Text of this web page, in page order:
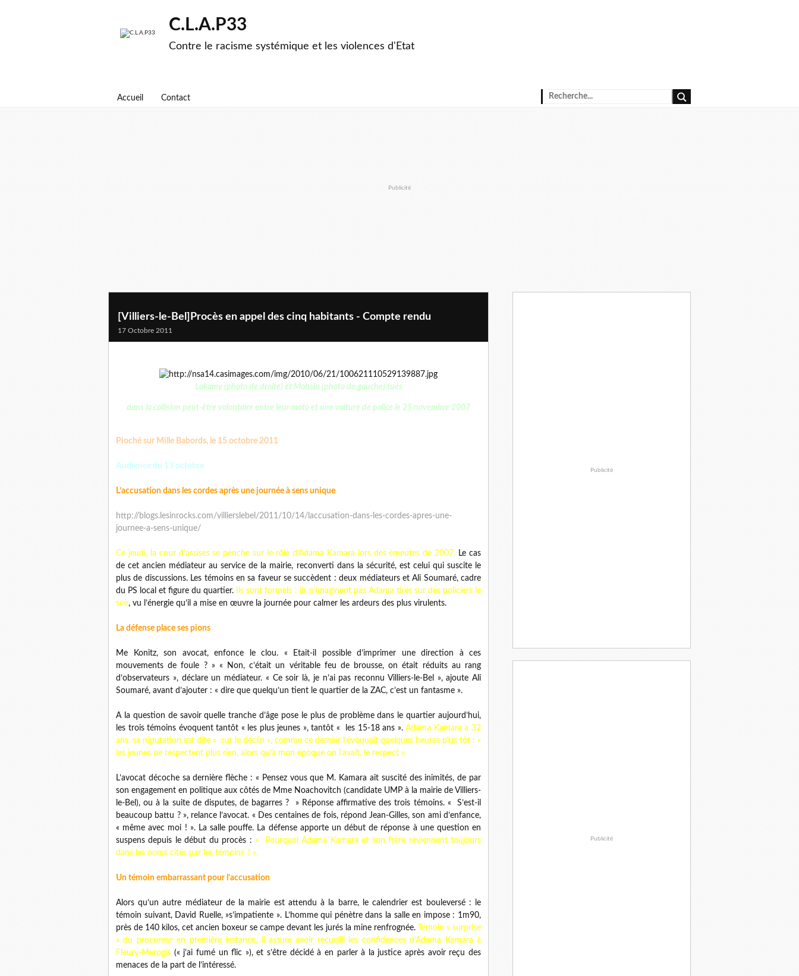
C.L.A.P33
Contre le racisme systémique et les violences d'Etat
Accueil Contact
Publicité
[Villiers-le-Bel]Procès en appel des cinq habitants - Compte rendu
17 Octobre 2011
Lakamy (photo de droite) et Mohsin (photo de gauche) tués
dans la collision peut-être volontaire entre leur moto et une voiture de police le 25 novembre 2007
Pioché sur Mille Babords, le 15 octobre 2011
Audience du 13 octobre
L’accusation dans les cordes après une journée à sens unique
http://blogs.lesinrocks.com/villierslebel/2011/10/14/laccusation-dans-les-cordes-apres-une-
journee-a-sens-unique/
Ce jeudi, la cour d’assises se penche sur le rôle d’Adama Kamara lors des émeutes de 2007. Le cas
de cet ancien médiateur au service de la mairie, reconverti dans la sécurité, est celui qui suscite le
plus de discussions. Les témoins en sa faveur se succèdent : deux médiateurs et Ali Soumaré, cadre
du PS local et figure du quartier.
Ils sont formels : ils n’imaginent pas Adama tirer sur des policiers le
soir, vu l’énergie qu’il a mise en œuvre la journée pour calmer les ardeurs des plus virulents.
La défense place ses pions
Me Konitz, son avocat, enfonce le clou. « Etait-il possible d’imprimer une direction à ces
mouvements de foule ? » « Non, c’était un véritable feu de brousse, on était réduits au rang
d’observateurs », déclare un médiateur. « Ce soir là, je n’ai pas reconnu Villiers-le-Bel », ajoute Ali
Soumaré, avant d’ajouter : « dire que quelqu’un tient le quartier de la ZAC, c’est un fantasme ».
A la question de savoir quelle tranche d’âge pose le plus de problème dans le quartier aujourd’hui,
les trois témoins évoquent tantôt « les plus jeunes », tantôt « les 15-18 ans ».Adama Kamara a 32
ans, sa réputation est dite « sur le déclin », comme ce dernier l’évoquait quelques heures plus tôt : «
les jeunes ne respectent plus rien, alors qu’à mon époque on l’avait, le respect ».
L’avocat décoche sa dernière flèche : « Pensez vous que M. Kamara ait suscité des inimités, de par
son engagement en politique aux côtés de Mme Noachovitch (candidate UMP à la mairie de Villiers-
le-Bel), ou à la suite de disputes, de bagarres ? » Réponse affirmative des trois témoins. « S’est-il
beaucoup battu ? », relance l’avocat. « Des centaines de fois, répond Jean-Gilles, son ami d’enfance,
« même avec moi ! ». La salle pouffe. La défense apporte un début de réponse à une question en
suspens depuis le début du procès :« Pourquoi Adama Kamara et son frère reviennent toujours
dans les noms cités par les témoins ? ».
Un témoin embarrassant pour l’accusation
Alors qu’un autre médiateur de la mairie est attendu à la barre, le calendrier est bouleversé : le
témoin suivant, David Ruelle, »s’impatiente ». L’homme qui pénètre dans la salle en impose : 1m90,
près de 140 kilos, cet ancien boxeur se campe devant les jurés la mine renfrognée.
Témoin « surprise
» du procureur en première instance, il assure avoir recueilli les confidences d’Adama Kamara à
Fleury-Merogis (« j’ai fumé un flic »), et s’être décidé à en parler à la justice après avoir reçu des
menaces de la part de l’intéressé.
Publicité
Publicité